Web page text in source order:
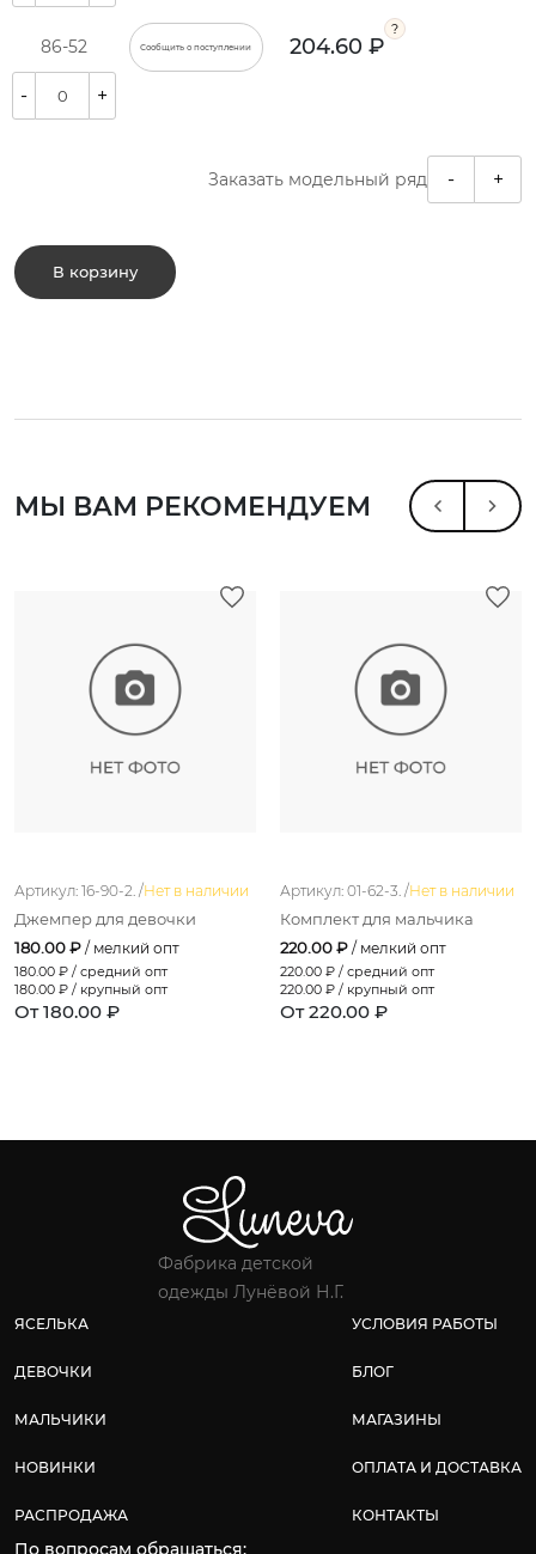
86-52 Сообщить о поступлении 204.60 ₽
- +
Заказать модельный ряд - +
В корзину
МЫ ВАМ РЕКОМЕНДУЕМ
Артикул: 16-90-2. /Нет в наличии
Джемпер для девочки
180.00 ₽ / мелкий опт
180.00 ₽ / средний опт
180.00 ₽ / крупный опт
От 180.00 ₽
Артикул: 01-62-3. /Нет в наличии
Комплект для мальчика
220.00 ₽ / мелкий опт
220.00 ₽ / средний опт
220.00 ₽ / крупный опт
От 220.00 ₽
Фабрика детской
одежды Лунёвой Н.Г.
ЯСЕЛЬКА
ДЕВОЧКИ
МАЛЬЧИКИ
НОВИНКИ
РАСПРОДАЖА
УСЛОВИЯ РАБОТЫ
БЛОГ
МАГАЗИНЫ
ОПЛАТА И ДОСТАВКА
КОНТАКТЫ
По вопросам обращаться: